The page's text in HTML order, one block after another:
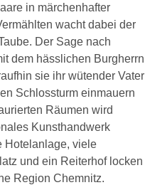
in märchenhafter
wacht dabei der
Der Sage nach
dem hässlichen Burgherrn
sie ihr wütender Vater
Schlossturm einmauern
Räumen wird
Kunsthandwerk
Hotelanlage, viele
und ein Reiterhof locken
Region Chemnitz.